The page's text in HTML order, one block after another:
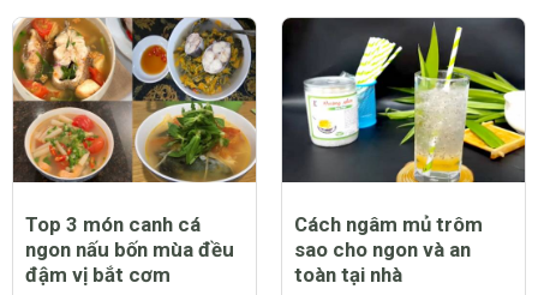
Top 3 món canh cá
ngon nấu bốn mùa đều
đậm vị bắt cơm
Cách ngâm mủ trôm
sao cho ngon và an
toàn tại nhà